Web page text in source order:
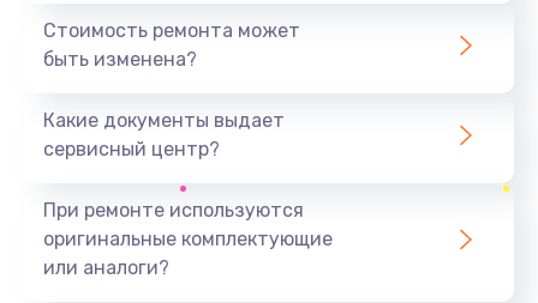
1440 руб.
Ремонт южного моста
Замена батарейки BIOS
Стоимость ремонта может
быть изменена?
Какие документы выдает
сервисный центр?
При ремонте используются
оригинальные комплектующие
или аналоги?